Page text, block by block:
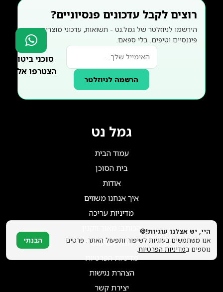
רוצים לקבל עדכונים פנסיוניים?
הירשמו לניוזלטר של גמל.נט - תשואות, עדכוני מוצרים
פיננסיים וטיפים. בלי ספאם.
הרשמה לניוזלטר
גמל נט
עמוד הבית
בית הסוכן
אודות
איך אנחנו משווים
מדיניות עריכה
הכותב: מאור ווקנין
תנאי השימוש
מדיניות הפרטיות
הצהרת נגישות
יצירת קשר
סוכני ביטוח?
הצטרפו אלינו!
היי, יש אצלנו עוגיות!🍪
אנו משתמשים בעוגיות לשיפור ותפעול האתר. פרטים
נוספים במדיניות הפרטיות.
הבנתי